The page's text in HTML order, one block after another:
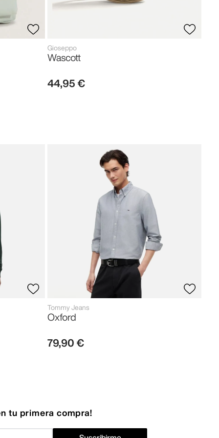
Gioseppo
Wascott
44,95 €
Tommy Jeans
Oxford
79,90 €
tu primera compra!